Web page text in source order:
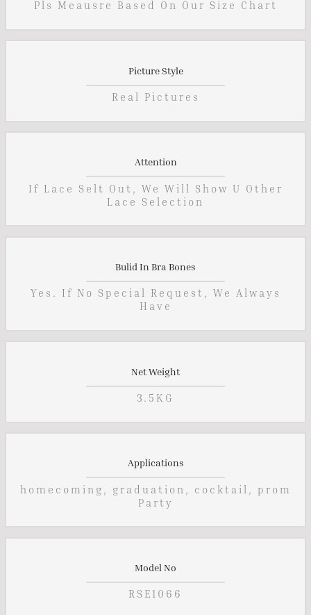
Pls Meausre Based On Our Size Chart
Picture Style
Real Pictures
Attention
If Lace Selt Out, We Will Show U Other
Lace Selection
Bulid In Bra Bones
Yes. If No Special Request, We Always
Have
Net Weight
3.5KG
Applications
homecoming, graduation, cocktail, prom
Party
Model No
RSE1066